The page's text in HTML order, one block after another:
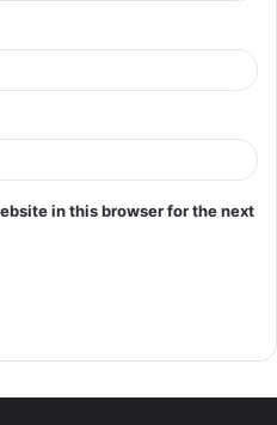
in this browser for the next